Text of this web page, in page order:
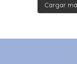
Cargar